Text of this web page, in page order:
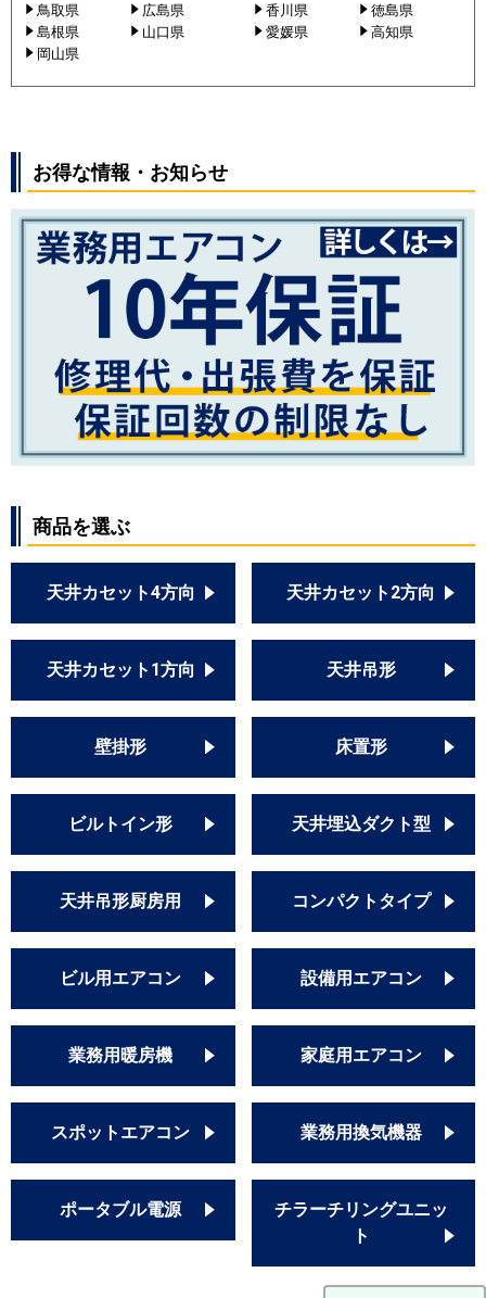
鳥取県
広島県
島根県
山口県
岡山県
香川県
徳島県
愛媛県
高知県
お得な情報・お知らせ
商品を選ぶ
天井カセット4方向 天井カセット2方向
天井カセット1方向 天井吊形
壁掛形 床置形
ビルトイン形 天井埋込ダクト型
天井吊形厨房用 コンパクトタイプ
ビル用エアコン 設備用エアコン
業務用暖房機 家庭用エアコン
スポットエアコン 業務用換気機器
ポータブル電源
チラーチリングユニッ
ト